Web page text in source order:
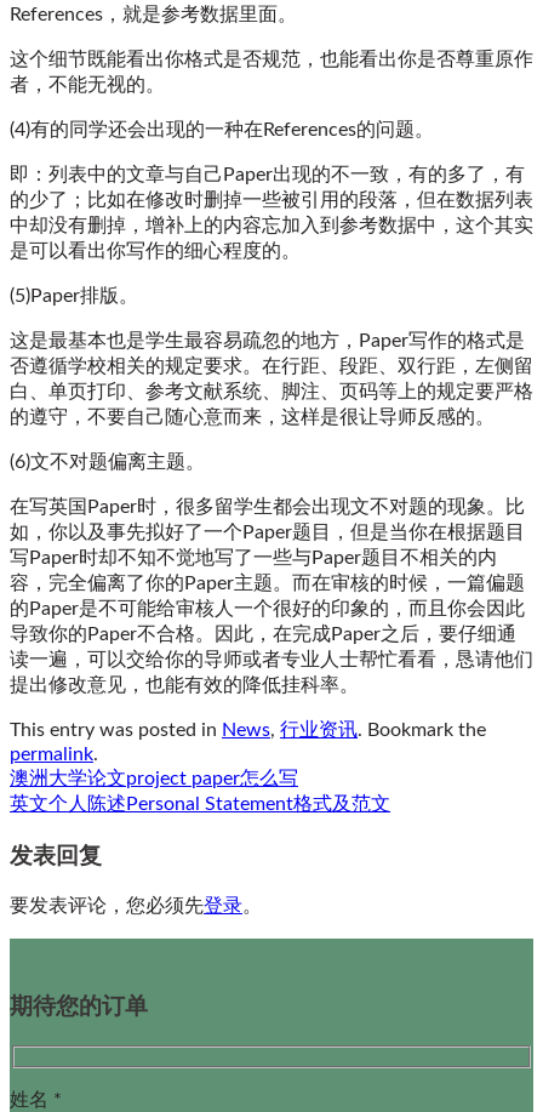
References，就是参考数据里面。
这个细节既能看出你格式是否规范，也能看出你是否尊重原作
者，不能无视的。
(4)有的同学还会出现的一种在References的问题。
即：列表中的文章与自己Paper出现的不一致，有的多了，有
的少了；比如在修改时删掉一些被引用的段落，但在数据列表
中却没有删掉，增补上的内容忘加入到参考数据中，这个其实
是可以看出你写作的细心程度的。
(5)Paper排版。
这是最基本也是学生最容易疏忽的地方，Paper写作的格式是
否遵循学校相关的规定要求。在行距、段距、双行距，左侧留
白、单页打印、参考文献系统、脚注、页码等上的规定要严格
的遵守，不要自己随心意而来，这样是很让导师反感的。
(6)文不对题偏离主题。
在写英国Paper时，很多留学生都会出现文不对题的现象。比
如，你以及事先拟好了一个Paper题目，但是当你在根据题目
写Paper时却不知不觉地写了一些与Paper题目不相关的内
容，完全偏离了你的Paper主题。而在审核的时候，一篇偏题
的Paper是不可能给审核人一个很好的印象的，而且你会因此
导致你的Paper不合格。因此，在完成Paper之后，要仔细通
读一遍，可以交给你的导师或者专业人士帮忙看看，恳请他们
提出修改意见，也能有效的降低挂科率。
This entry was posted in News, 行业资讯. Bookmark the
permalink.
澳洲大学论文project paper怎么写
英文个人陈述Personal Statement格式及范文
发表回复
要发表评论，您必须先登录。
期待您的订单
姓名 *